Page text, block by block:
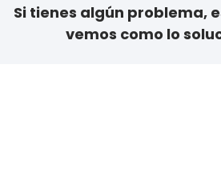
Si tienes algún problema,
vemos como lo